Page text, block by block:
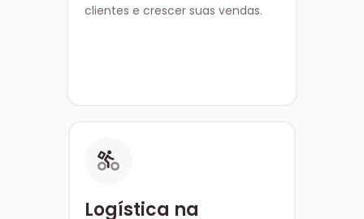
clientes e crescer suas vendas.
Logística na